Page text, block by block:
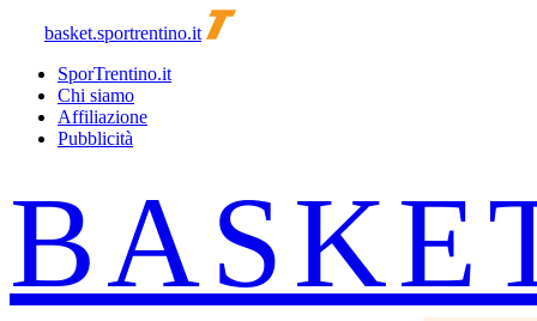
basket.sportrentino.it
SporTrentino.it
Chi siamo
Affiliazione
Pubblicità